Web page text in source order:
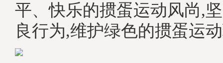
平、快乐的掼蛋运动风尚,
良行为,维护绿色的掼蛋运